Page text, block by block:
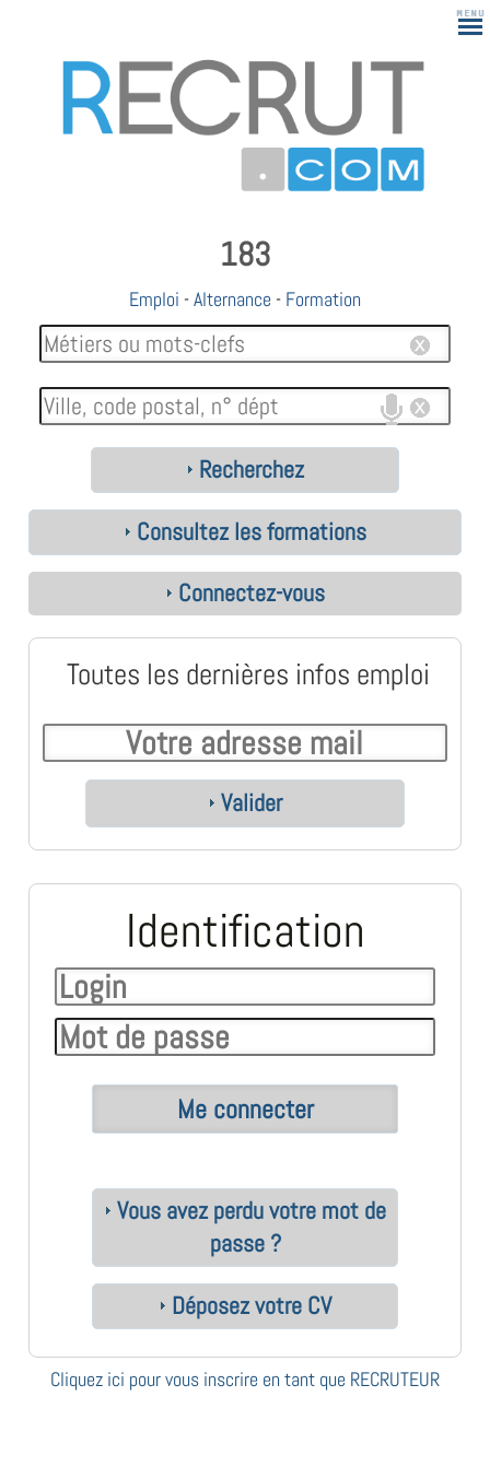
183
Emploi -Alternance - Formation
Recherchez
Consultez les formations
Connectez-vous
Toutes les dernières infos emploi
Valider
Identification
Vous avez perdu votre mot de
passe ?
Déposez votre CV
Cliquez ici pour vous inscrire en tant que RECRUTEUR